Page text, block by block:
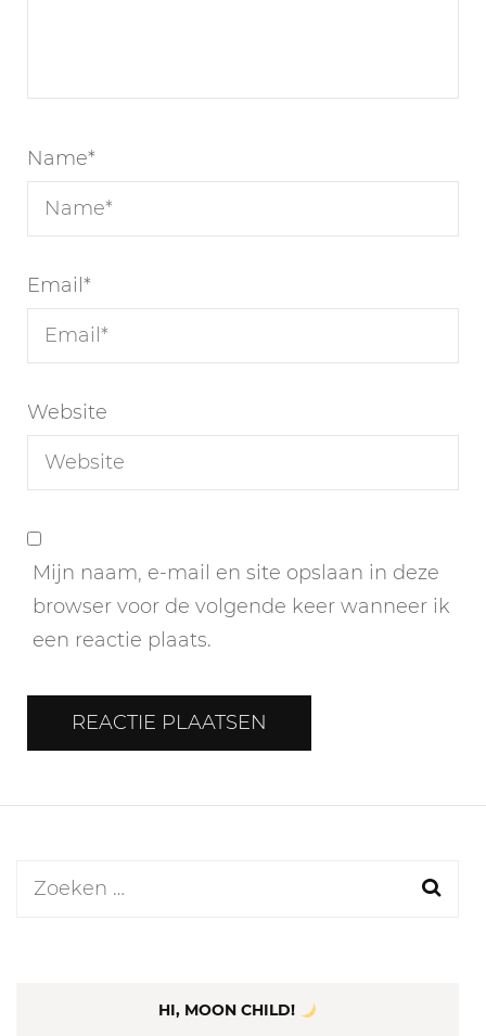
Name*
Email*
Website
Mijn naam, e-mail en site opslaan in deze
browser voor de volgende keer wanneer ik
een reactie plaats.
Zoeken
HI, MOON CHILD!